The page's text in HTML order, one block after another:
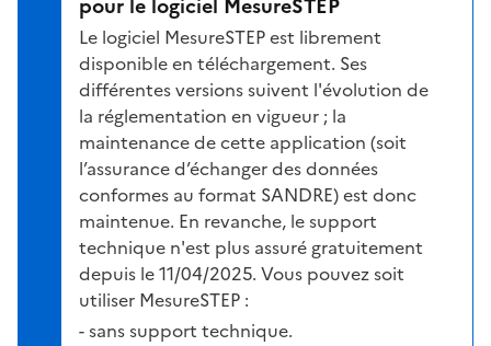
Le logiciel MesureSTEP est librement
disponible en téléchargement. Ses
différentes versions suivent l'évolution de
la réglementation en vigueur ; la
maintenance de cette application (soit
l’assurance d’échanger des données
conformes au format SANDRE) est donc
maintenue. En revanche, le support
technique n'est plus assuré gratuitement
depuis le 11/04/2025. Vous pouvez soit
utiliser MesureSTEP :
- sans support technique.